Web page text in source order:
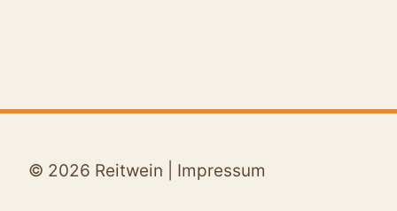
© 2026 Reitwein | Impressum